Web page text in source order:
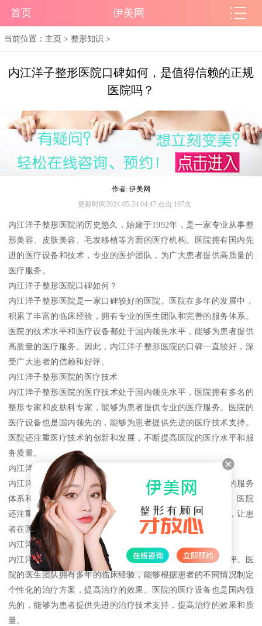
首页 伊美网
当前位置： 主页 >整形知识 >
内江洋子整形医院口碑如何，是值得信赖的正规
医院吗？
作者: 伊美网
更新时间2024-05-24 04:47 点击:107次
内江洋子整形医院的历史悠久，始建于1992年，是一家专业从事整
形美容、皮肤美容、毛发移植等方面的医疗机构。医院拥有国内先
进的医疗设备和技术，专业的医护团队，为广大患者提供高质量的
医疗服务。
内江洋子整形医院口碑如何？
内江洋子整形医院是一家口碑较好的医院。医院在多年的发展中，
积累了丰富的临床经验，拥有专业的医生团队和完善的服务体系。
医院的技术水平和医疗设备都处于国内领先水平，能够为患者提供
高质量的医疗服务。因此，内江洋子整形医院的口碑一直较好，深
受广大患者的信赖和好评。
内江洋子整形医院的医疗技术
内江洋子整形医院的医疗技术处于国内领先水平，医院拥有多名的
整形专家和皮肤科专家，能够为患者提供专业的医疗服务。医院的
医疗设备也是国内领先的，能够为患者提供先进的医疗技术支持。
医院还注重医疗技术的创新和发展，不断提高医院的医疗水平和服
务质量。
内江洋子整形医院的服务质量
内江洋子整形医院一直注重服务质量的提升，医院拥有完善的服务
体系和专业的服务团队，能够为患者提供全方位的服务支持。医院
还注重患者的心理健康，为患者提供温馨、舒适的就诊环境，让患
者在医疗过程中感受到关爱和温暖。
内江洋子整形医院的治疗效果
内江洋子整形医院的治疗效果一直受到广大患者的认可和好评。医
院的医生团队拥有多年的临床经验，能够根据患者的不同情况制定
个性化的治疗方案，提高治疗的效果。医院的医疗设备也是国内领
先的，能够为患者提供先进的治疗技术支持，提高治疗的效果和质
量。